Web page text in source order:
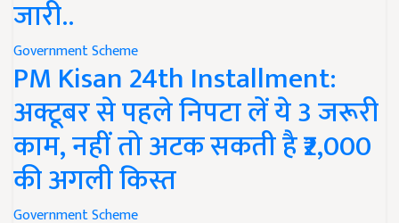
जारी..
Government Scheme
PM Kisan 24th Installment:
अक्टूबर से पहले निपटा लें ये 3 जरूरी
काम, नहीं तो अटक सकती है ₹2,000
की अगली किस्त
Government Scheme